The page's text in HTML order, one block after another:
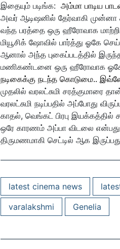
இதையும் படிங்க: அம்மா பாடிய
அவர் ஆடிஷனில் தேர்வாகி முன்னா
வந்த பரத்தை ஒரு ஹீரோவாக
மியூசிக் ஷோவில் பார்த்து ஓகே
ஆனால் அந்த புகைப்படத்தில்
மணிகண்டனை ஒரு ஹீரோவாக
நடிகைக்கு நடந்த கொடுமை..
முதலில் வரலட்சுமி சரத்குமாரை
வரலட்சுமி நடிப்பதில் அப்போது
காதல், வெங்கட் பிரபு இயக்கத்தில்
ஒரே காரணம் அப்பா விடலை என்பது
திருமணமாகி செட்டில் ஆக இருப்பது
latest cinema news
varalakshmi
Genelia